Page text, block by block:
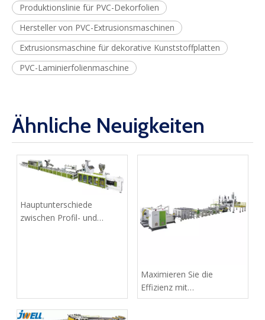
Produktionslinie für PVC-Dekorfolien
Hersteller von PVC-Extrusionsmaschinen
Extrusionsmaschine für dekorative Kunststoffplatten
PVC-Laminierfolienmaschine
Ähnliche Neuigkeiten
Hauptunterschiede
zwischen Profil- und
Maximieren Sie die
Effizienz mit